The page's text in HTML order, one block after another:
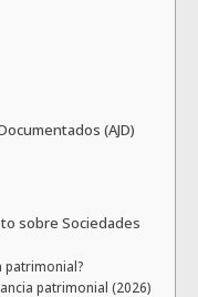
(AJD)
sobre Sociedades
patrimonial?
patrimonial (2026)